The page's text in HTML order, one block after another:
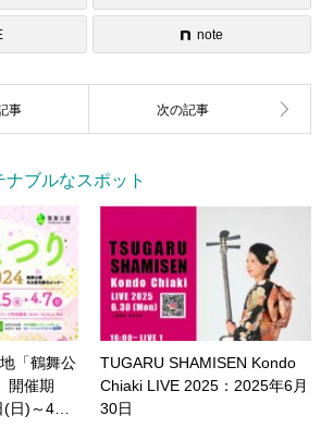
note
ブルなスポット
「鶴舞公
開催期
(日)～4…
TUGARU SHAMISEN Kondo
Chiaki LIVE 2025：2025年6月
30日